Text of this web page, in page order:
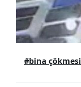
#bina çökmesi